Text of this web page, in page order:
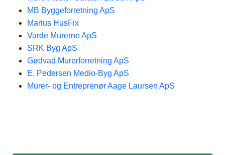
MB Byggeforretning ApS
Marius HusFix
Varde Murerne ApS
SRK Byg ApS
Gødvad Murerforretning ApS
E. Pedersen Medio-Byg ApS
Murer- og Entreprenør Aage Laursen ApS